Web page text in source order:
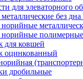
для элеваторного
без
для ковшей
оцинкованный
дробильные